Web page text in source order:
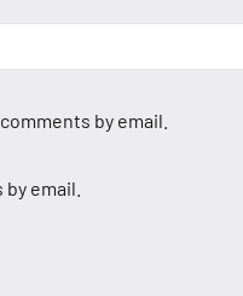
by email.
email.